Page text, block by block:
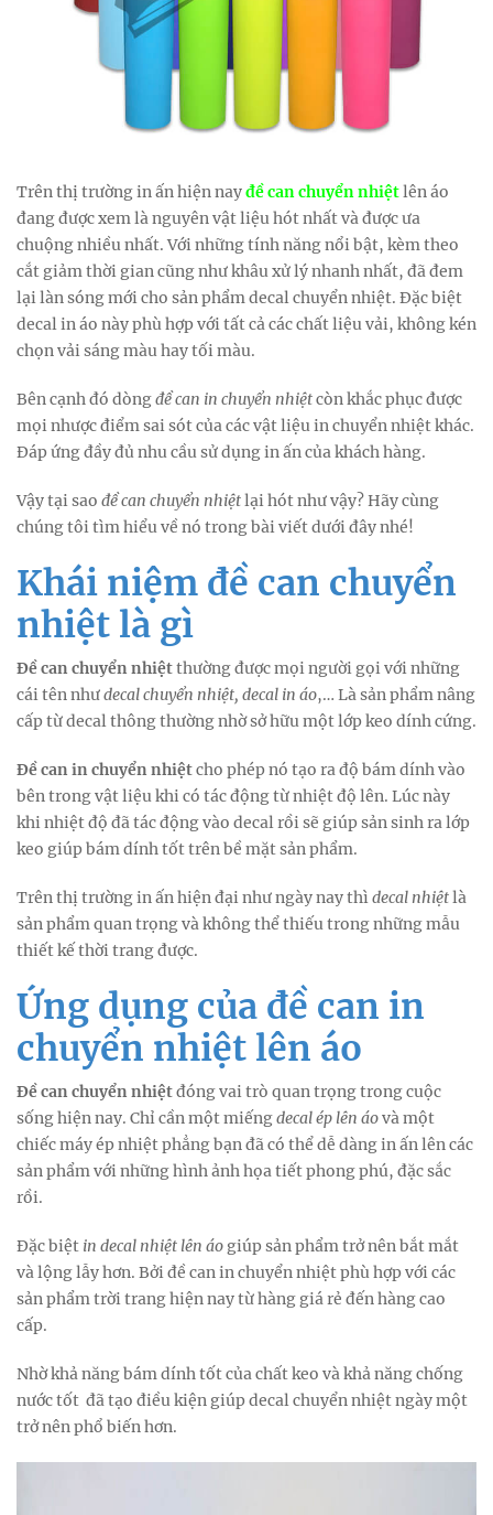
Trên thị trường in ấn hiện nayđề can chuyển nhiệtlên áo
đang được xem là nguyên vật liệu hót nhất và được ưa
chuộng nhiều nhất. Với những tính năng nổi bật, kèm theo
cắt giảm thời gian cũng như khâu xử lý nhanh nhất, đã đem
lại làn sóng mới cho sản phẩm decal chuyển nhiệt. Đặc biệt
decal in áo này phù hợp với tất cả các chất liệu vải, không kén
chọn vải sáng màu hay tối màu.
Bên cạnh đó dòngđề can in chuyển nhiệtcòn khắc phục được
mọi nhược điểm sai sót của các vật liệu in chuyển nhiệt khác.
Đáp ứng đầy đủ nhu cầu sử dụng in ấn của khách hàng.
Vậy tại sao đề can chuyển nhiệtlại hót như vậy? Hãy cùng
chúng tôi tìm hiểu về nó trong bài viết dưới đây nhé!
Khái niệm đề can chuyển
nhiệt là gì
Đề can chuyển nhiệtthường được mọi người gọi với những
cái tên nhưdecal chuyển nhiệt, decal in áo,… Là sản phẩm nâng
cấp từ decal thông thường nhờ sở hữu một lớp keo dính cứng.
Đề can in chuyển nhiệtcho phép nó tạo ra độ bám dính vào
bên trong vật liệu khi có tác động từ nhiệt độ lên. Lúc này
khi nhiệt độ đã tác động vào decal rồi sẽ giúp sản sinh ra lớp
keo giúp bám dính tốt trên bề mặt sản phẩm.
Trên thị trường in ấn hiện đại như ngày nay thìdecal nhiệtlà
sản phẩm quan trọng và không thể thiếu trong những mẫu
thiết kế thời trang được.
Ứng dụng của đề can in
chuyển nhiệt lên áo
Đề can chuyển nhiệtđóng vai trò quan trọng trong cuộc
sống hiện nay. Chỉ cần một miếngdecal ép lên áovà một
chiếc máy ép nhiệt phẳng bạn đã có thể dễ dàng in ấn lên các
sản phẩm với những hình ảnh họa tiết phong phú, đặc sắc
rồi.
Đặc biệt in decal nhiệt lên áo giúp sản phẩm trở nên bắt mắt
và lộng lẫy hơn. Bởi đề can in chuyển nhiệt phù hợp với các
sản phẩm trời trang hiện nay từ hàng giá rẻ đến hàng cao
cấp.
Nhờ khả năng bám dính tốt của chất keo và khả năng chống
nước tốt đã tạo điều kiện giúp decal chuyển nhiệt ngày một
trở nên phổ biến hơn.